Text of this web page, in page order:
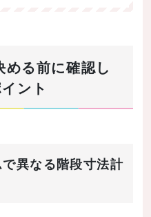
る前に確認し
ント
異なる階段寸法計